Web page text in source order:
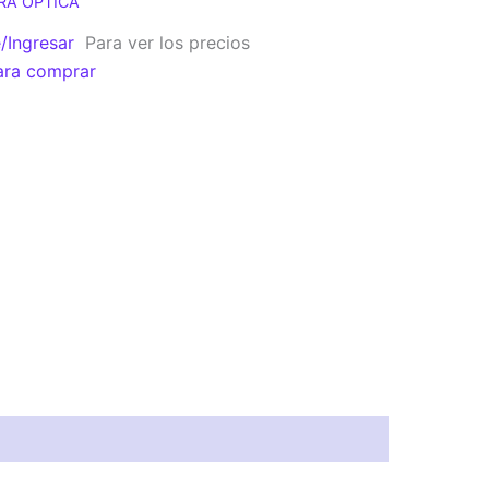
Ingresar Para ver los precios
comprar